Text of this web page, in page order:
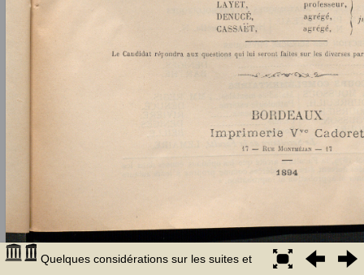
Quelques considérations sur les suites et